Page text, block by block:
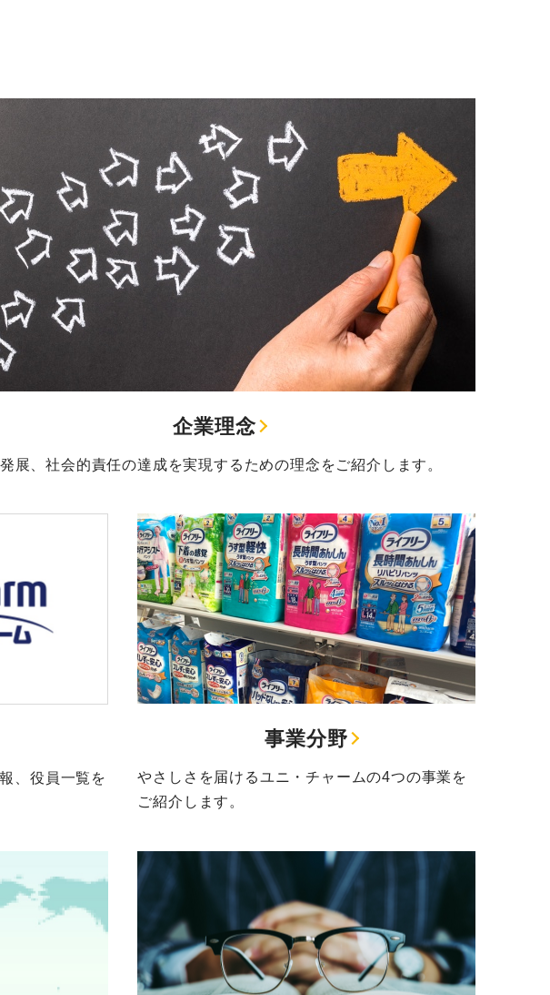
企業理念
展、社会的責任の達成を実現するための理念をご紹介します。
、役員一覧を
事業分野
やさしさを届けるユニ・チャームの4つの事業を
ご紹介します。